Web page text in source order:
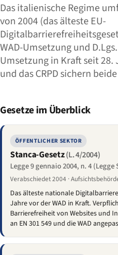
Das italienische Regime
von 2004 (das älteste EU-
WAD-Umsetzung und
Umsetzung in Kraft seit 28.
und das CRPD sichern
Gesetze im Überblick
ÖFFENTLICHER SEKTOR
Stanca-Gesetz(L. 4/2004)
Legge 9 gennaio 2004, n. 4 (Legge
Verabschiedet 2004 ·
Das älteste nationale
Jahre vor der WAD in Kraft.
Barrierefreiheit von Websites und
an EN 301 549 und die WAD